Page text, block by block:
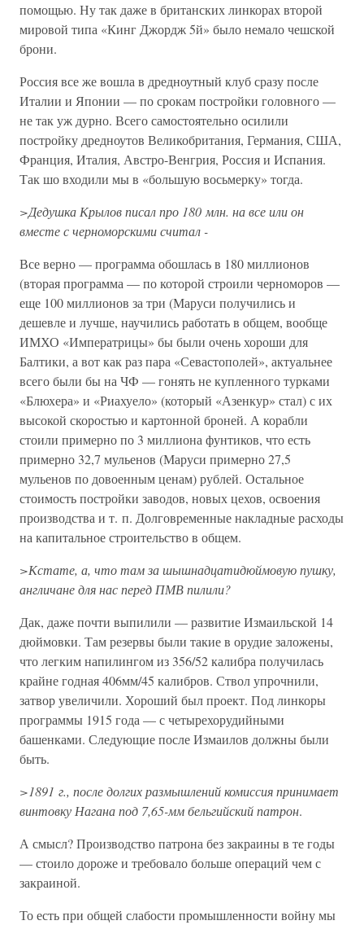
помощью. Ну так даже в британских линкорах второй
мировой типа «Кинг Джордж 5й» было немало чешской
брони.
Россия все же вошла в дредноутный клуб сразу после
Италии и Японии — по срокам постройки головного —
не так уж дурно. Всего самостоятельно осилили
постройку дредноутов Великобритания, Германия, США,
Франция, Италия, Австро-Венгрия, Россия и Испания.
Так шо входили мы в «большую восьмерку» тогда.
>Дедушка Крылов писал про 180 млн. на все или он
вместе с черноморскими считал -
Все верно — программа обошлась в 180 миллионов
(вторая программа — по которой строили черноморов —
еще 100 миллионов за три (Маруси получились и
дешевле и лучше, научились работать в общем, вообще
ИМХО «Императрицы» бы были очень хороши для
Балтики, а вот как раз пара «Севастополей», актуальнее
всего были бы на ЧФ — гонять не купленного турками
«Блюхера» и «Риахуело» (который «Азенкур» стал) с их
высокой скоростью и картонной броней. А корабли
стоили примерно по 3 миллиона фунтиков, что есть
примерно 32,7 мульенов (Маруси примерно 27,5
мульенов по довоенным ценам) рублей. Остальное
стоимость постройки заводов, новых цехов, освоения
производства и т. п. Долговременные накладные расходы
на капитальное строительство в общем.
>Кстате, а, что там за шышнадцатидюймовую пушку,
англичане для нас перед ПМВ пилили?
Дак, даже почти выпилили — развитие Измаильской 14
дюймовки. Там резервы были такие в орудие заложены,
что легким напилингом из 356/52 калибра получилась
крайне годная 406мм/45 калибров. Ствол упрочнили,
затвор увеличили. Хороший был проект. Под линкоры
программы 1915 года — с четырехорудийными
башенками. Следующие после Измаилов должны были
быть.
>1891 г., после долгих размышлений комиссия принимает
винтовку Нагана под 7,65-мм бельгийский патрон.
А смысл? Производство патрона без закраины в те годы
— стоило дороже и требовало больше операций чем с
закраиной.
То есть при общей слабости промышленности войну мы